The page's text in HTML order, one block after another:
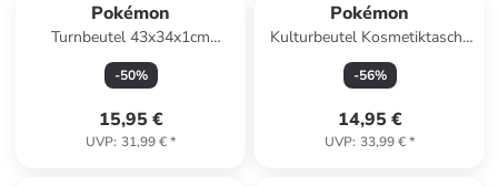
Pokémon
Turnbeutel 43x34x1cm
Sportbeutel Kinder mit
Kordelzug
-50%
15,95 €
UVP: 31,99 €*
Pokémon
Kulturbeutel Kosmetiktasche
25x18cm
-56%
14,95 €
UVP: 33,99 €*